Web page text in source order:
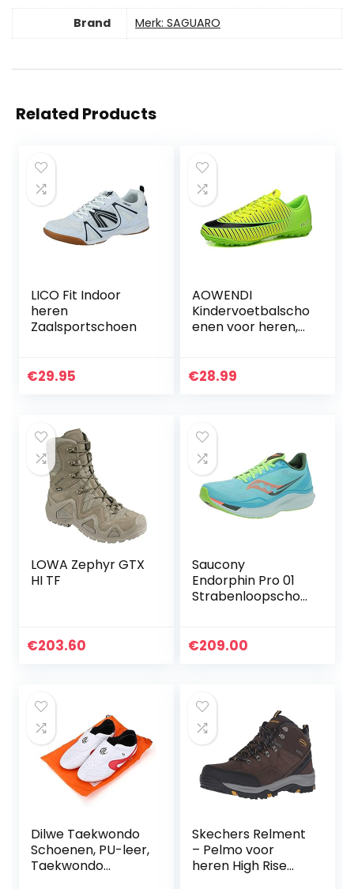
Brand Merk: SAGUARO
Related Products
LICO Fit Indoor
heren
Zaalsportschoen
€29.95
AOWENDI
Kindervoetbalscho
enen voor heren,
atletische Turf
€28.99
LOWA Zephyr GTX
HI TF
€203.60
Saucony
Endorphin Pro 01
Strabenloopschoe
€209.00
Dilwe Taekwondo
Schoenen, PU-leer,
Taekwondo
Skechers Relment
– Pelmo voor
heren High Rise